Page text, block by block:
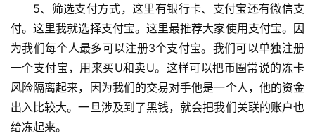
5、筛选支付方式，这里有银行卡、支付宝还有微信支
付。这里我就选择支付宝。这里最推荐大家使用支付宝。因
为我们每个人最多可以注册3个支付宝。我们可以单独注册
一个支付宝，用来买U和卖U。这样可以把币圈常说的冻卡
风险隔离起来，因为我们的交易对手他是一个人，他的资金
出入比较大。一旦涉及到了黑钱，就会把我们关联的账户也
给冻起来。